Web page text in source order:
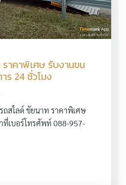
าคาพิเศษ รับงานขน
ร 24 ชั่วโมง
ถสไลด์ ชัยนาท ราคาพิเศษ
ที่เบอร์โทรศัพท์ 088-957-